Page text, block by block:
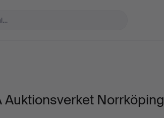
Auktionsverket Norrköping